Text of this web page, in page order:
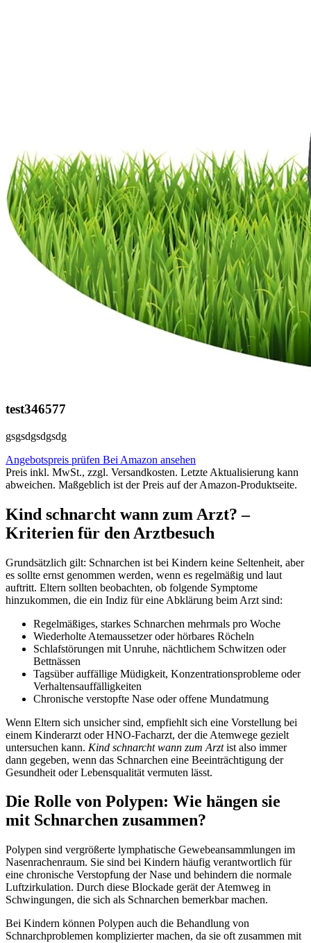
test346577
gsgsdgsdgsdg
Angebotspreis prüfen Bei Amazon ansehen
Preis inkl. MwSt., zzgl. Versandkosten. Letzte Aktualisierung kann
abweichen. Maßgeblich ist der Preis auf der Amazon-Produktseite.
Kind schnarcht wann zum Arzt? –
Kriterien für den Arztbesuch
Grundsätzlich gilt: Schnarchen ist bei Kindern keine Seltenheit, aber
es sollte ernst genommen werden, wenn es regelmäßig und laut
auftritt. Eltern sollten beobachten, ob folgende Symptome
hinzukommen, die ein Indiz für eine Abklärung beim Arzt sind:
Regelmäßiges, starkes Schnarchen mehrmals pro Woche
Wiederholte Atemaussetzer oder hörbares Röcheln
Schlafstörungen mit Unruhe, nächtlichem Schwitzen oder
Bettnässen
Tagsüber auffällige Müdigkeit, Konzentrationsprobleme oder
Verhaltensauffälligkeiten
Chronische verstopfte Nase oder offene Mundatmung
Wenn Eltern sich unsicher sind, empfiehlt sich eine Vorstellung bei
einem Kinderarzt oder HNO-Facharzt, der die Atemwege gezielt
untersuchen kann. Kind schnarcht wann zum Arztist also immer
dann gegeben, wenn das Schnarchen eine Beeinträchtigung der
Gesundheit oder Lebensqualität vermuten lässt.
Die Rolle von Polypen: Wie hängen sie
mit Schnarchen zusammen?
Polypen sind vergrößerte lymphatische Gewebeansammlungen im
Nasenrachenraum. Sie sind bei Kindern häufig verantwortlich für
eine chronische Verstopfung der Nase und behindern die normale
Luftzirkulation. Durch diese Blockade gerät der Atemweg in
Schwingungen, die sich als Schnarchen bemerkbar machen.
Bei Kindern können Polypen auch die Behandlung von
Schnarchproblemen komplizierter machen, da sie oft zusammen mit